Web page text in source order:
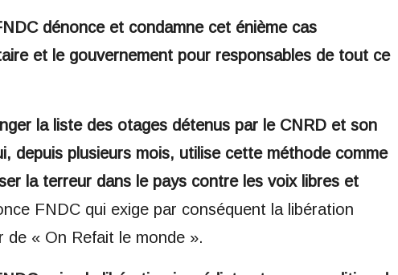
dénonce et condamne cet énième cas
et le gouvernement pour responsables de tout ce
la liste des otages détenus par le CNRD et son
depuis plusieurs mois, utilise cette méthode comme
la terreur dans le pays contre les voix libres et
FNDC qui exige par conséquent la libération
de « On Refait le monde ».